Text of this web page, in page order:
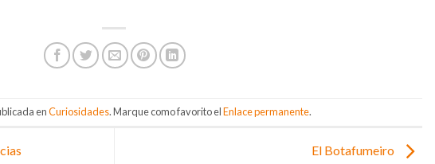
enCuriosidades. Marque como favorito elEnlace permanente.
El Botafumeiro